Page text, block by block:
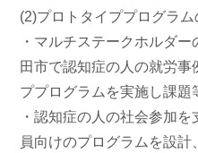
(2)プロトタイププログラ
・マルチステークホルダ
田市で認知症の人の就労事
ププログラムを実施し課題
・認知症の人の社会参加
員向けのプログラムを設計